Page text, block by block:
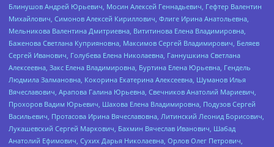
Блинушов Андрей Юрьевич, Мосин Алексей Геннадьевич, Гефтер Валентин
Михайлович, Симонов Алексей Кириллович, Флиге Ирина Анатольевна,
Мельникова Валентина Дмитриевна, Вититинова Елена Владимировна,
Баженова Светлана Куприяновна, Максимов Сергей Владимирович, Беляев
Сергей Иванович, Голубева Елена Николаевна, Ганнушкина Светлана
Алексеевна, Закс Елена Владимировна, Буртина Елена Юрьевна, Гендель
Людмила Залмановна, Кокорина Екатерина Алексеевна, Шуманов Илья
Вячеславович, Арапова Галина Юрьевна, Свечников Анатолий Мариевич,
Прохоров Вадим Юрьевич, Шахова Елена Владимировна, Подузов Сергей
Васильевич, Протасова Ирина Вячеславовна, Литинский Леонид Борисович,
Лукашевский Сергей Маркович, Бахмин Вячеслав Иванович, Шабад
Анатолий Ефимович, Сухих Дарья Николаевна, Орлов Олег Петрович,